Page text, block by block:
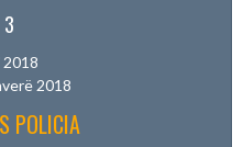
3
2018
POLICIA